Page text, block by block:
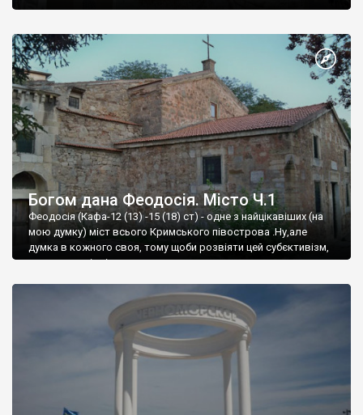
Богом дана Феодосія. Місто Ч.1
Феодосія (Кафа-12 (13) -15 (18) ст) - одне з найцікавіших (на
мою думку) міст всього Кримського півострова .Ну,але
думка в кожного своя, тому щоби розвіяти цей субєктивізм,
запрошую відвідати це